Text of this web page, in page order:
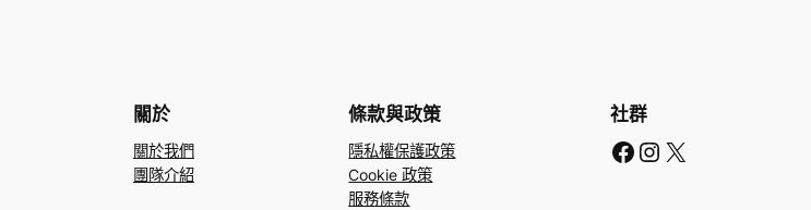
關於
關於我們
團隊介紹
條款與政策
隱私權保護政策
Cookie 政策
服務條款
社群
Facebook Instagram X